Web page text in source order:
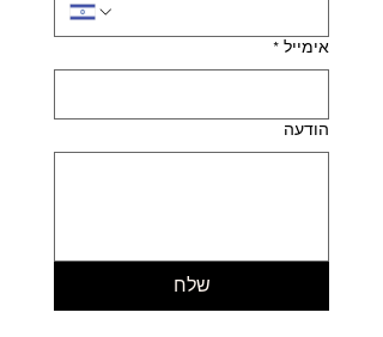
אימייל *
הודעה
שלח